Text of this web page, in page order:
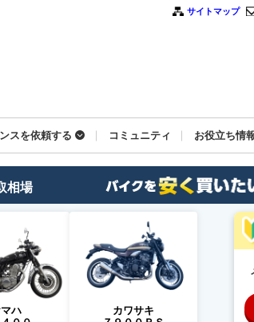
サイトマップ
スを依頼する コミュニティ お役立ち情
相場
ハ
カワサキ